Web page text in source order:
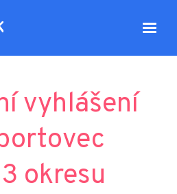
vyhlášení
okresu